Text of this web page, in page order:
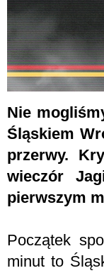
Nie
Śląskiem
przerwy.
wieczór
pierwszym
Początek
minut to